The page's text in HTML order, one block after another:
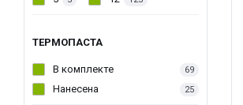
ТЕРМОПАСТА
В комплекте 69
Нанесена 25